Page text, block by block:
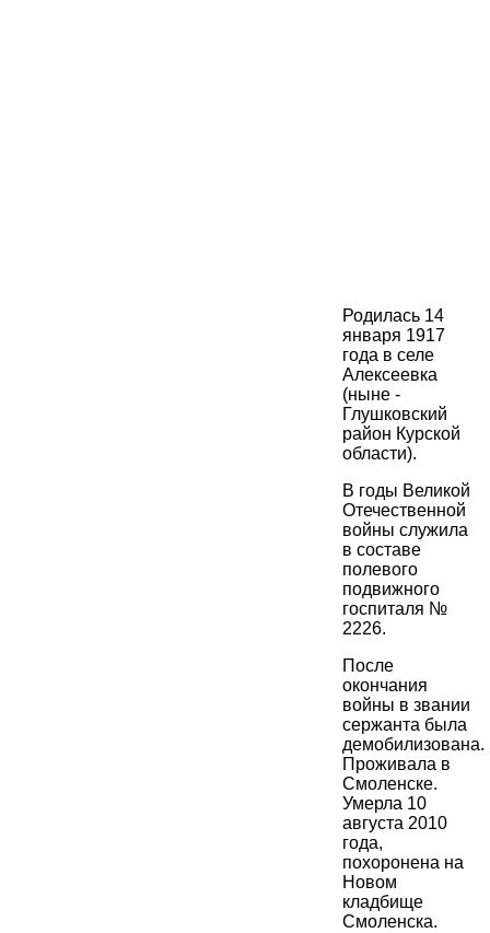
Родилась 14
января 1917
года в селе
Алексеевка
(ныне -
Глушковский
район Курской
области).
В годы Великой
Отечественной
войны служила
в составе
полевого
подвижного
госпиталя №
2226.
После
окончания
войны в звании
сержанта была
демобилизована.
Проживала в
Смоленске.
Умерла 10
августа 2010
года,
похоронена на
Новом
кладбище
Смоленска.